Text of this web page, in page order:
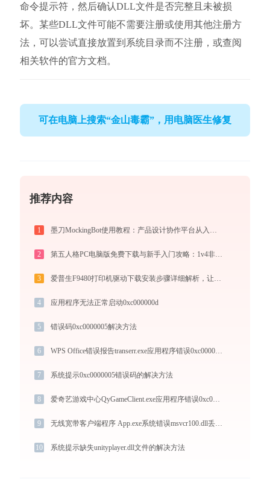
命令提示符，然后确认DLL文件是否完整且未被损
坏。某些DLL文件可能不需要注册或使用其他注册方
法，可以尝试直接放置到系统目录而不注册，或查阅
相关软件的官方文档。
可在电脑上搜索“金山毒霸”，用电脑医生修复
推荐内容
1
2 第五人格PC电脑版免费下载与新手入门攻略：1v4非对称竞技的极致体验
3 爱普生F9480打印机驱动下载安装步骤详细解析，让安装更简单
4 应用程序无法正常启动0xc000000d
5 错误码0xc0000005解决方法
6 WPS Office错误报告transerr.exe应用程序错误0xc000000d解决方法
7 系统提示0xc0000005错误码的解决方法
8 爱奇艺游戏中心QyGameClient.exe应用程序错误0xc000009a解决方法
9 无线宽带客户端程序 App.exe系统错误msvcr100.dll丢失如何解决
10 系统提示缺失unityplayer.dll文件的解决方法